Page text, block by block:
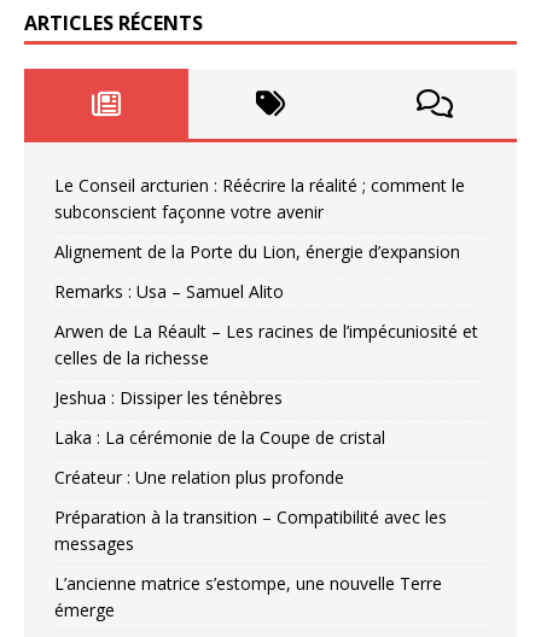
ARTICLES RÉCENTS
Le Conseil arcturien : Réécrire la réalité ; comment le
subconscient façonne votre avenir
Alignement de la Porte du Lion, énergie d’expansion
Remarks : Usa – Samuel Alito
Arwen de La Réault – Les racines de l’impécuniosité et
celles de la richesse
Jeshua : Dissiper les ténèbres
Laka : La cérémonie de la Coupe de cristal
Créateur : Une relation plus profonde
Préparation à la transition – Compatibilité avec les
messages
L’ancienne matrice s’estompe, une nouvelle Terre
émerge